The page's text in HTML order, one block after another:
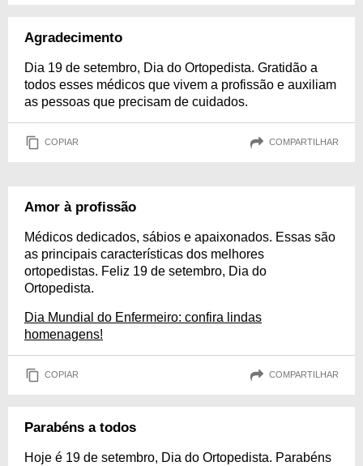
Agradecimento
Dia 19 de setembro, Dia do Ortopedista. Gratidão a
todos esses médicos que vivem a profissão e auxiliam
as pessoas que precisam de cuidados.
COPIAR COMPARTILHAR
Amor à profissão
Médicos dedicados, sábios e apaixonados. Essas são
as principais características dos melhores
ortopedistas. Feliz 19 de setembro, Dia do
Ortopedista.
Dia Mundial do Enfermeiro: confira lindas
homenagens!
COPIAR COMPARTILHAR
Parabéns a todos
Hoje é 19 de setembro, Dia do Ortopedista. Parabéns